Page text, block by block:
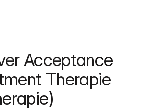
Acceptance
Therapie